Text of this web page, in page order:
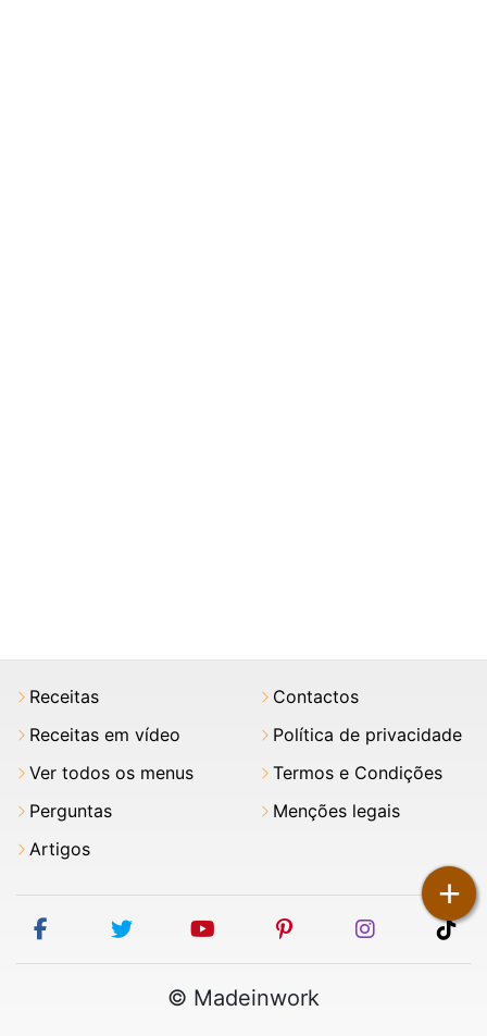
+
Receitas
Receitas em vídeo
Ver todos os menus
Perguntas
Artigos
Contactos
Política de privacidade
Termos e Condições
Menções legais
facebooktwitter youtubepinterestinstagram
© Madeinwork